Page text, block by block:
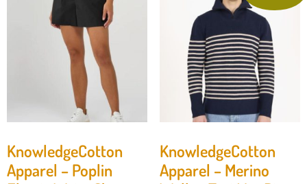
KnowledgeCotton
Apparel – Poplin
KnowledgeCotton
Apparel – Merino